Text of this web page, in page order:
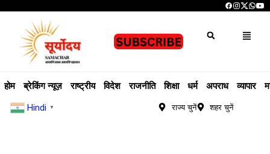
होम ब्रेकिंग न्यूज़ राष्ट्रीय विदेश राजनीति शिक्षा धर्म अपराध व्यापार
Hindi ▼ राज्य चुनें शहर चुनें